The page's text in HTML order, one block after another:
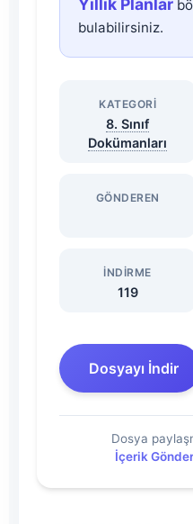
Telafi
Eğitim
Planı
(Eylül
Yıllık Planlar
bulabilirsiniz.
KATEGORI
8. Sınıf
Dokümanları
GÖNDEREN
İNDIRME
119
Dosyayı İndir
Dosya
İçerik Gönder